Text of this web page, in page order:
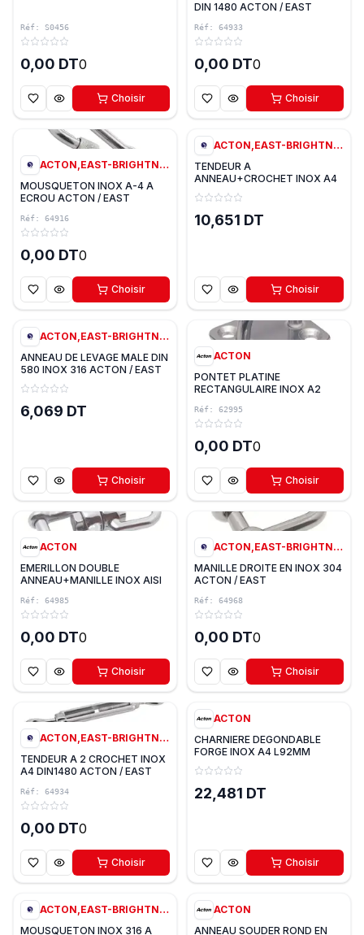
Réf: S0456
0,00 DT0
Choisir
DIN 1480 ACTON / EAST
Réf: 64933
0,00 DT0
Choisir
ACTON,EAST-BRIGHTNESS
MOUSQUETON INOX A-4 A
ECROU ACTON / EAST
Réf: 64916
0,00 DT0
Choisir
7variantes
ACTON,EAST-BRIGHTNESS
TENDEUR A
ANNEAU+CROCHET INOX A4
DIN1480 ACTON / EAST
10,651 DT
Choisir
7variantes
ACTON,EAST-BRIGHTNESS
ANNEAU DE LEVAGE MALE DIN
580 INOX 316 ACTON / EAST
6,069 DT
Choisir
ACTON
PONTET PLATINE
RECTANGULAIRE INOX A2
Réf: 62995
0,00 DT0
Choisir
ACTON
EMERILLON DOUBLE
ANNEAU+MANILLE INOX AISI
Réf: 64985
0,00 DT0
Choisir
ACTON,EAST-BRIGHTNESS
MANILLE DROITE EN INOX 304
ACTON / EAST
Réf: 64968
0,00 DT0
Choisir
ACTON,EAST-BRIGHTNESS
TENDEUR A 2 CROCHET INOX
A4 DIN1480 ACTON / EAST
Réf: 64934
0,00 DT0
Choisir
2variantes
ACTON
CHARNIERE DEGONDABLE
FORGE INOX A4 L92MM
ACTON
22,481 DT
Choisir
6variantes
ACTON,EAST-BRIGHTNESS
MOUSQUETON INOX 316 A
3variantes
ACTON
ANNEAU SOUDER ROND EN